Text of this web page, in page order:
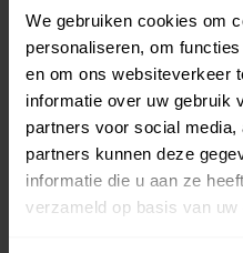
We gebruiken cookies om
personaliseren, om
en om ons websiteverkeer
informatie over uw gebruik
partners voor social
partners kunnen deze
informatie die u aan ze
verzameld op basis van uw
Bekijk product
Direct leverbaar